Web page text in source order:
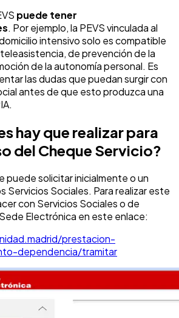
puede tener
. Por ejemplo, la PEVS vinculada al
intensivo solo es compatible
de prevención de la
de la autonomía personal. Es
las dudas que puedan surgir con
antes de que esto produzca una
hay que realizar para
del Cheque Servicio?
puede solicitar inicialmente o un
Servicios Sociales. Para realizar este
con Servicios Sociales o de
Electrónica en este enlace:
prestacion-
dependencia/tramitar